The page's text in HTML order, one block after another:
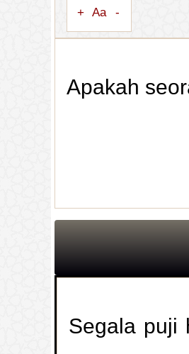
-
Aa
+
Apakah
Segala puji